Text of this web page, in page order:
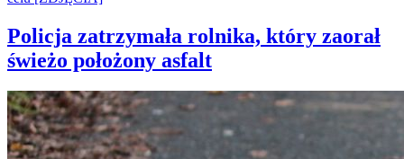
Policja zatrzymała rolnika, który zaorał
świeżo położony asfalt